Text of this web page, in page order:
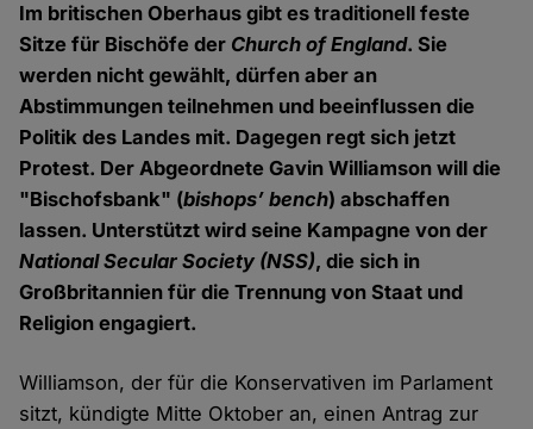
Im britischen Oberhaus gibt es traditionell feste
Sitze für Bischöfe der Church of England. Sie
werden nicht gewählt, dürfen aber an
Abstimmungen teilnehmen und beeinflussen die
Politik des Landes mit. Dagegen regt sich jetzt
Protest. Der Abgeordnete Gavin Williamson will die
"Bischofsbank" (bishops’ bench) abschaffen
lassen. Unterstützt wird seine Kampagne von der
National Secular Society (NSS), die sich in
Großbritannien für die Trennung von Staat und
Religion engagiert.
Williamson, der für die Konservativen im Parlament
sitzt, kündigte Mitte Oktober an, einen Antrag zur